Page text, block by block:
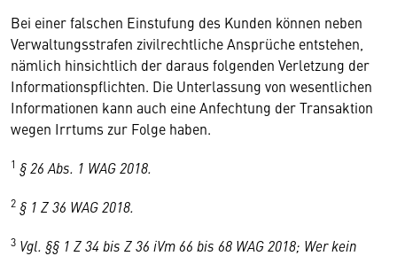
Bei einer falschen Einstufung des Kunden können neben
Verwaltungsstrafen zivilrechtliche Ansprüche entstehen,
nämlich hinsichtlich der daraus folgenden Verletzung der
Informationspflichten. Die Unterlassung von wesentlichen
Informationen kann auch eine Anfechtung der Transaktion
wegen Irrtums zur Folge haben.
1 § 26 Abs. 1 WAG 2018.
2 § 1 Z 36 WAG 2018.
3 Vgl. §§ 1 Z 34 bis Z 36 iVm 66 bis 68 WAG 2018; Wer kein